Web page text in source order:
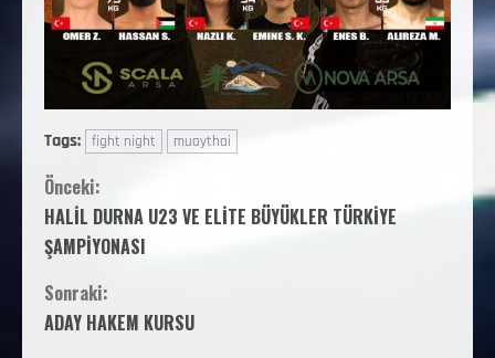
Tags: fight night muaythai
Önceki:
HALİL DURNA U23 VE ELİTE BÜYÜKLER TÜRKİYE
ŞAMPİYONASI
Sonraki:
ADAY HAKEM KURSU